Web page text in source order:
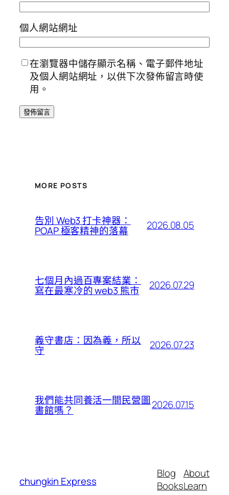
個人網站網址
在瀏覽器中儲存顯示名稱、電子郵件地址
及個人網站網址，以供下次發佈留言時使
用。
MORE POSTS
告別 Web3 打卡神器：
POAP 極客精神的落幕 2026.08.05
七個月內過百專案結業：
寫在最寒冷的 web3 熊市 2026.07.29
義守書店：因為義，所以
守 2026.07.23
我們能共同養活一間民營圖
書館嗎？ 2026.07.15
chungkin Express
Blog
Books
About
Learn